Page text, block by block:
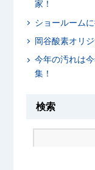
家！
ショールーム
岡谷酸素オリ
今年の汚れは
集！
検索